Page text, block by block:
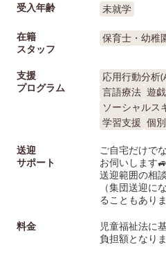
受入年齢 未就学
在籍
スタッフ
保育士・幼稚
支援
プログラム
応用行動分析
言語療法 遊
ソーシャルス
学習支援 個
送迎
サポート
ご自宅だけで
お伺いします🚙
送迎範囲の相
（集団送迎に
ることもありま
料金
児童福祉法に
負担額となりま